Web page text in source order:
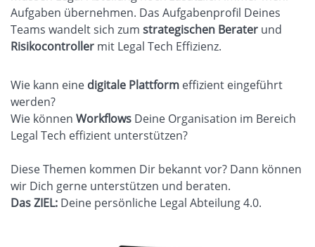
Aufgaben übernehmen. Das Aufgabenprofil Deines
Teams wandelt sich zum strategischen Berater und
Risikocontroller mit Legal Tech Effizienz.
Wie kann eine digitale Plattform effizient eingeführt
werden?
Wie können Workflows Deine Organisation im Bereich
Legal Tech effizient unterstützen?
Diese Themen kommen Dir bekannt vor? Dann können
wir Dich gerne unterstützen und beraten.
Das ZIEL: Deine persönliche Legal Abteilung 4.0.